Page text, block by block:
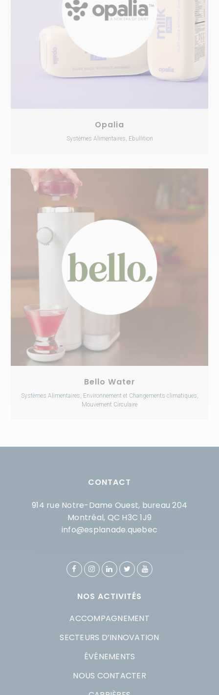
Opalia
Systèmes Alimentaires, Ebullition
Bello Water
Systèmes Alimentaires, Environnement et Changements climatiques,
Mouvement Circulaire
CONTACT
914 rue Notre-Dame Ouest, bureau 204
Montréal, QC H3C 1J9
info@esplanade.quebec
NOS ACTIVITÉS
ACCOMPAGNEMENT
SECTEURS D’INNOVATION
ÉVÉNEMENTS
NOUS CONTACTER